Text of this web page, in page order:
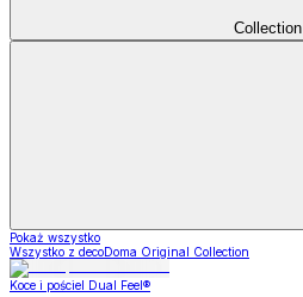
Collection
Pokaż wszystko
Wszystko z decoDoma Original Collection
Koce i pościel Dual Feel®